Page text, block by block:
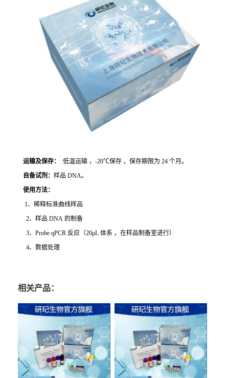
运输及保存：
低温运输 ，-20℃保存 ，保存期限为 24 个月。
自备试剂： 样品 DNA。
使用方法：
1、稀释标准曲线样品
2、样品 DNA 的制备
3、Probe qPCR 反应（20μL 体系 ，在样品制备室进行）
4、数据处理
相关产品：